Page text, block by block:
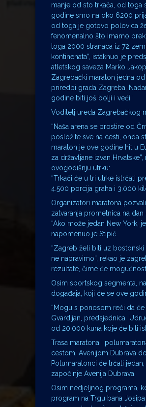
manje od sto trkača, od toga
godine smo na oko 6200
od toga je gotovo polovica
fenomenalno što imamo
toga 2000 stranaca iz 72
kontinenata”, istaknuo je
atletskog saveza Marko
Zagrebački maraton jedna
priredbi grada Zagreba.
godine biti još bolji i veći”
Voditelj ureda Zagrebačkog
“Naša arena se prostire od
posložite sve na cesti, onda
maraton je ove godine hit u
za državljane izvan
ovogodišnju utrku:
“Trkači će u tri utrke istrčati
4.500 porcija graha i 3.000
Organizatori maratona
zatvaranja prometnica na
“Ako može jedan New York,
napomenuo je Stipić.
“Zagreb želi biti uz
ne napravimo”, rekao je
rezultate, čime će
Osim sportskog segmenta,
događaja, koji će se ove
“Mogu s ponosom reći da će
Gvardijan, predsjednica
od 20.000 kuna koje će biti
Trasa maratona i
cestom, Avenijom Dubrava
Polumaratonci će trčati
započinje Avenija Dubrava.
Osim nedjeljnog programa,
program na Trgu bana